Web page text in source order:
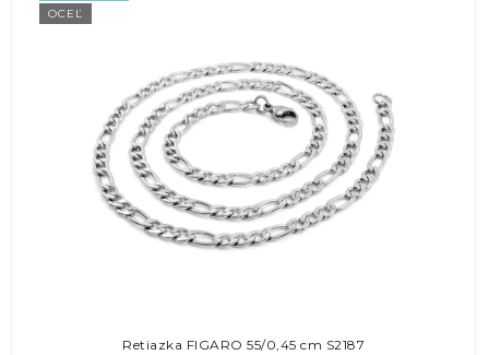
OCEĽ
Retiazka FIGARO 55/0,45 cm S2187